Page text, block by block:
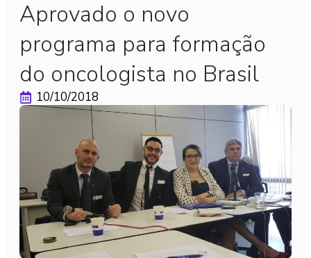
Aprovado o novo
programa para formação
do oncologista no Brasil
10/10/2018